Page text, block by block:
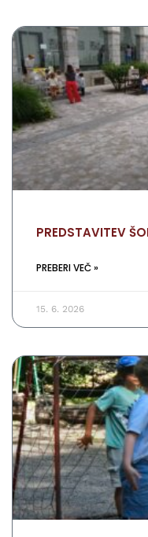
PREDSTAVITEV
PREBERI VEČ »
15. 6. 2026